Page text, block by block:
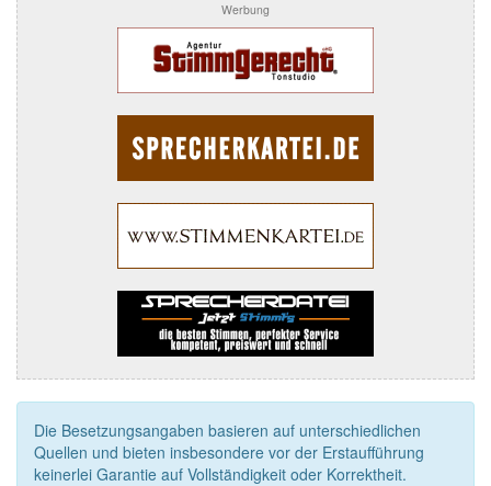
Werbung
Die Besetzungsangaben basieren auf unterschiedlichen
Quellen und bieten insbesondere vor der Erstaufführung
keinerlei Garantie auf Vollständigkeit oder Korrektheit.